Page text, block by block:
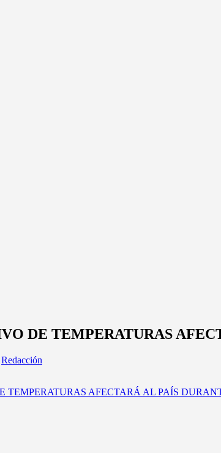
DE TEMPERATURAS
Redacción